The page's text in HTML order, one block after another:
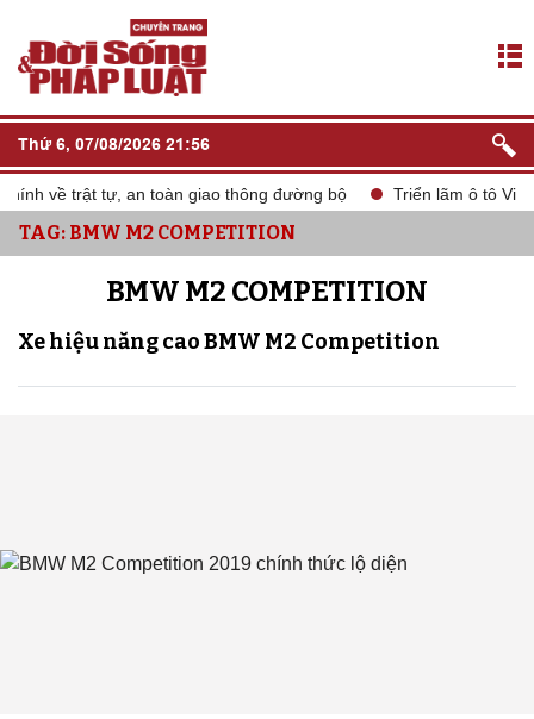
Thứ 6, 07/08/2026 21:56
về trật tự, an toàn giao thông đường bộ Triển lãm ô tô Việt
TAG: BMW M2 COMPETITION
BMW M2 COMPETITION
Xe hiệu năng cao BMW M2 Competition